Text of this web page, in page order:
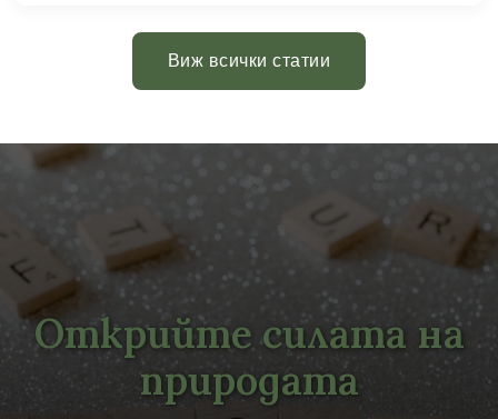
Виж всички статии
Открийте силата на
природата